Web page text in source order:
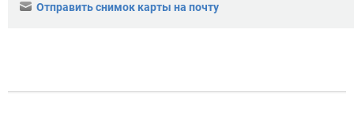
Отправить снимок карты на почту